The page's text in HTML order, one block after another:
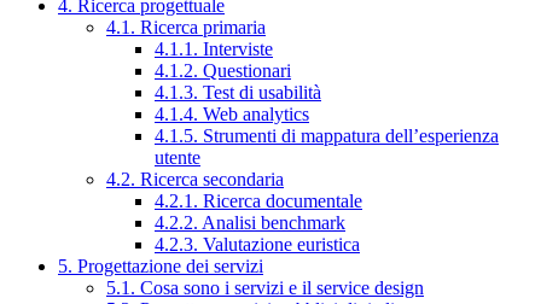
4. Ricerca progettuale
4.1. Ricerca primaria
4.1.1. Interviste
4.1.2. Questionari
4.1.3. Test di usabilità
4.1.4. Web analytics
4.1.5. Strumenti di mappatura dell’esperienza
utente
4.2. Ricerca secondaria
4.2.1. Ricerca documentale
4.2.2. Analisi benchmark
4.2.3. Valutazione euristica
5. Progettazione dei servizi
5.1. Cosa sono i servizi e il service design